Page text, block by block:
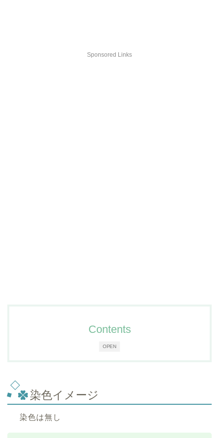
Sponsored Links
OPEN
Contents
染色イメージ
染色は無し